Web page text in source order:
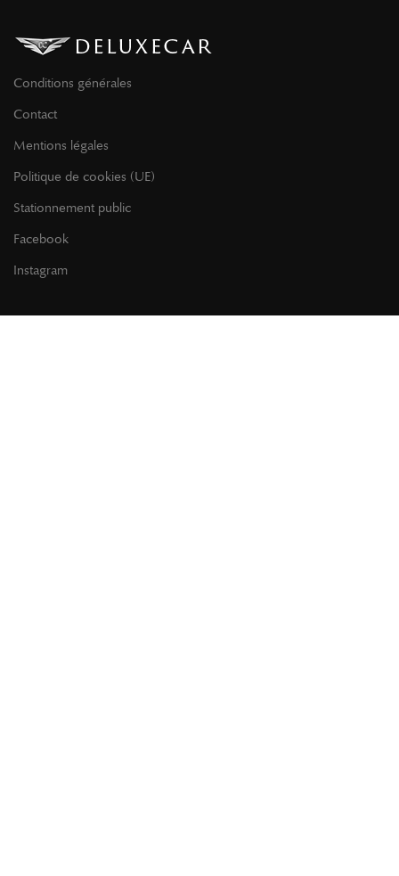
Conditions générales
Contact
Mentions légales
Politique de cookies (UE)
Stationnement public
Facebook
Instagram